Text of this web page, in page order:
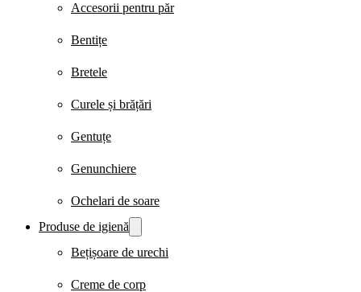
Accesorii pentru păr
Bentițe
Bretele
Curele și brățări
Gentuțe
Genunchiere
Ochelari de soare
Produse de igienă
Bețișoare de urechi
Creme de corp